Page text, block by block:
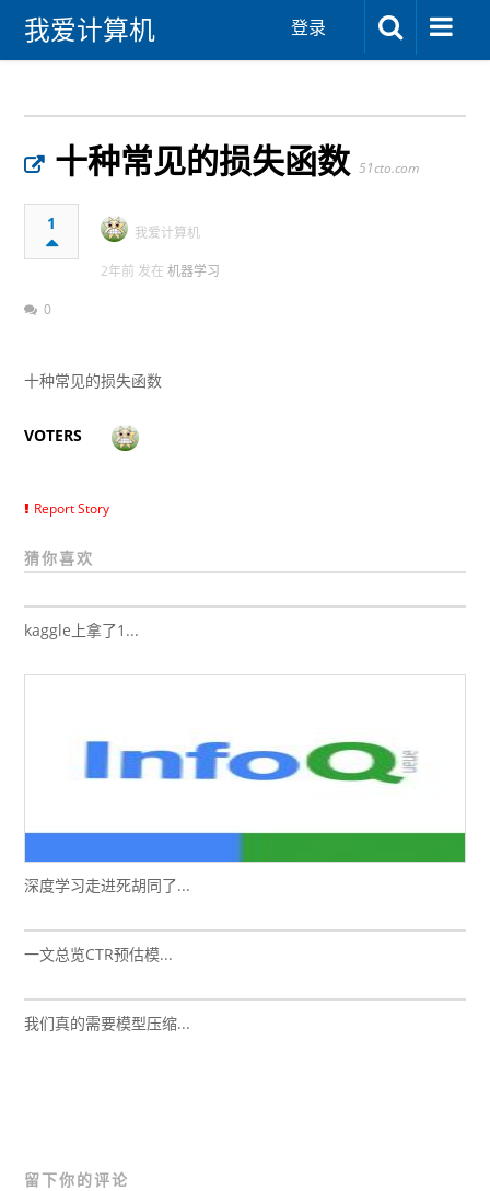
我爱计算机 登录
十种常见的损失函数 51cto.com
1 我爱计算机
2年前 发在机器学习
0
十种常见的损失函数
VOTERS
Report Story
猜你喜欢
kaggle上拿了1...
深度学习走进死胡同了...
一文总览CTR预估模...
我们真的需要模型压缩...
留下你的评论